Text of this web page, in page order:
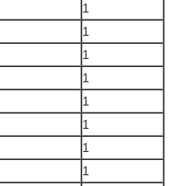
1
1
1
1
1
1
1
1